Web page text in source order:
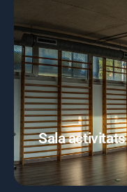
Sala
Sala
Barres de body
kg, escala de
sac de boxe
Saber-ne més